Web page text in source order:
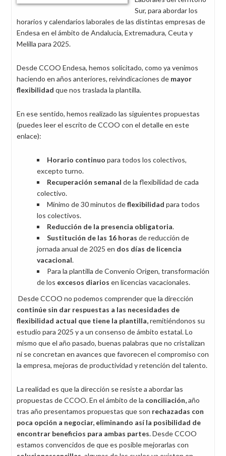
Sur, para abordar los
horarios y calendarios laborales de las distintas empresas de
Endesa en el ámbito de Andalucía, Extremadura, Ceuta y
Melilla para 2025.
Desde CCOO Endesa, hemos solicitado, como ya venimos
haciendo en años anteriores, reivindicaciones de mayor
flexibilidad que nos traslada la plantilla.
En ese sentido, hemos realizado las siguientes propuestas
(puedes leer el escrito de CCOO con el detalle en este
enlace):
Horario continuo para todos los colectivos,
excepto turno.
Recuperación semanal de la flexibilidad de cada
colectivo.
Mínimo de 30 minutos deflexibilidad para todos
los colectivos.
Reducción de la presencia obligatoria.
Sustitución de las 16 horas de reducción de
jornada anual de 2025 en dos días de licencia
vacacional.
Para la plantilla de Convenio Origen, transformación
de los excesos diarios en licencias vacacionales.
Desde CCOO no podemos comprender que la dirección
continúe sin dar respuestas a las necesidades de
flexibilidad actual que tiene la plantilla,remitiéndonos su
estudio para 2025 y a un consenso de ámbito estatal. Lo
mismo que el año pasado, buenas palabras que no cristalizan
ni se concretan en avances que favorecen el compromiso con
la empresa, mejoras de productividad y retención del talento.
La realidad es que la dirección se resiste a abordar las
propuestas de CCOO. En el ámbito de la conciliación,año
tras año presentamos propuestas que son rechazadas con
poca opción a negociar, eliminando así la posibilidad de
encontrar beneficios para ambas partes. Desde CCOO
estamos convencidos de que es posible mejorarlas con